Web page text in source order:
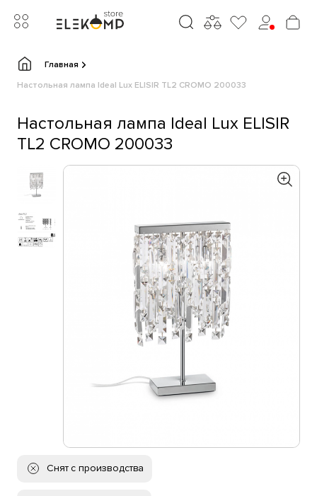
Главная
Настольная лампа Ideal Lux ELISIR TL2 CROMO 200033
Настольная лампа Ideal Lux ELISIR
TL2 CROMO 200033
Снят с производства